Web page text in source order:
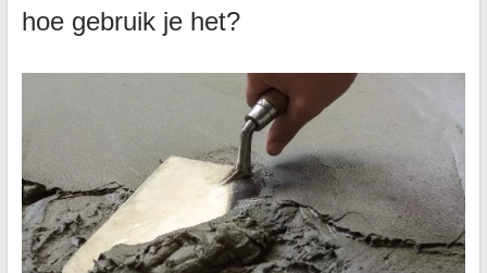
hoe gebruik je het?